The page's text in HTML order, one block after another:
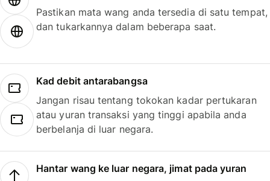
Pastikan mata wang anda tersedia di satu tempat,
dan tukarkannya dalam beberapa saat.
Kad debit antarabangsa
Jangan risau tentang tokokan kadar pertukaran
atau yuran transaksi yang tinggi apabila anda
berbelanja di luar negara.
Hantar wang ke luar negara, jimat pada yuran